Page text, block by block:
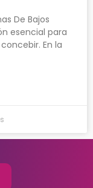
De Bajos
esencial para
En la